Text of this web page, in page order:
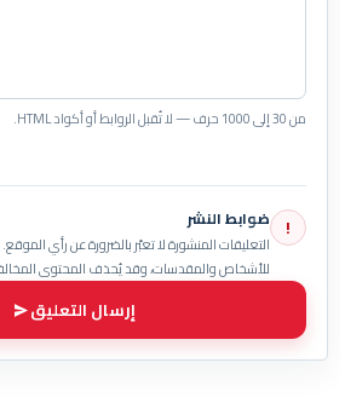
من 30 إلى 1000 حرف — لا تُقبل الروابط أو أكواد HTML.
! ضوابط النشر
التعليقات المنشورة لا تعبّر بالضرورة عن رأي
للأشخاص والمقدسات، وقد يُحذف المحتوى
إرسال التعليق